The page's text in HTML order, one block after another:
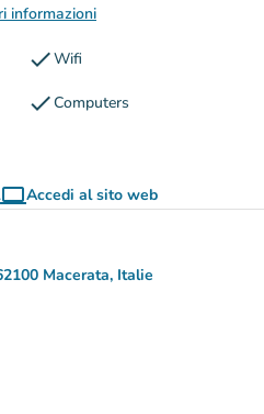
informazioni
checkWifi
checkComputers
computerAccedi al sito web
(nuova scheda)
Macerata, Italie
Google Maps)
scheda)